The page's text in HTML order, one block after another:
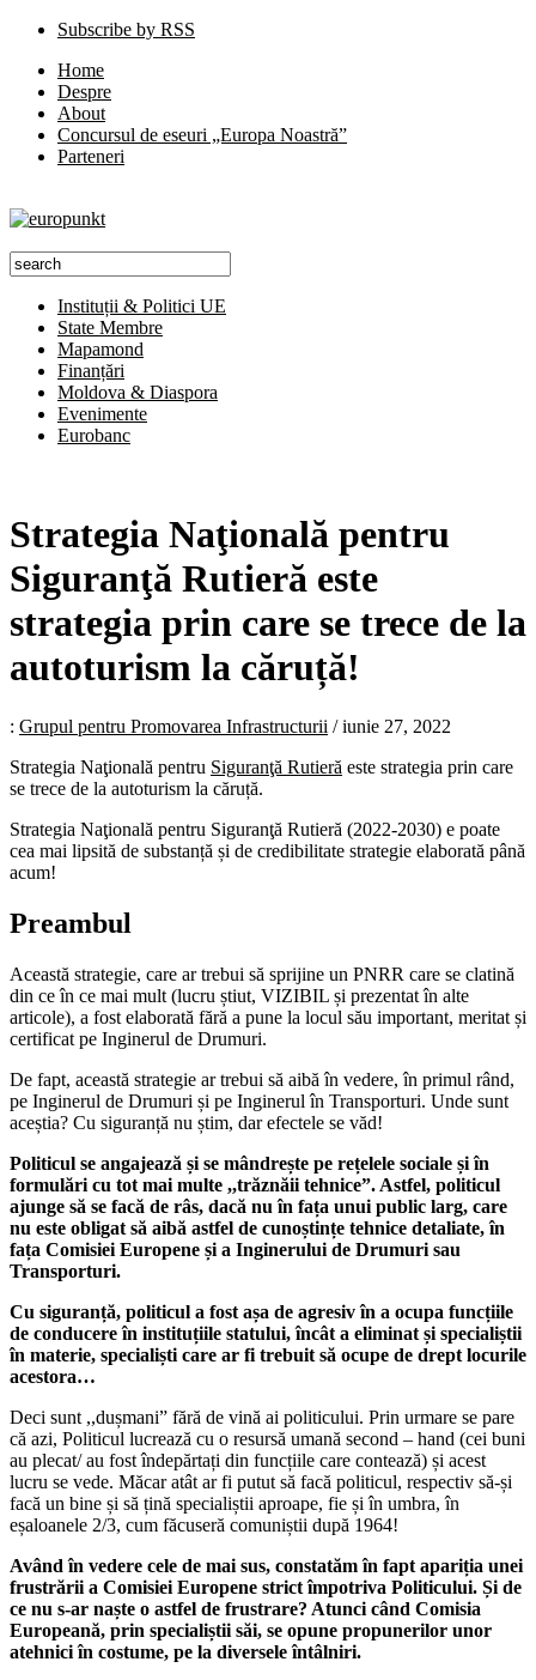
Subscribe by RSS
Home
Despre
About
Concursul de eseuri „Europa Noastră”
Parteneri
Instituții & Politici UE
State Membre
Mapamond
Finanțări
Moldova & Diaspora
Evenimente
Eurobanc
Strategia Naţională pentru
Siguranţă Rutieră este
strategia prin care se trece de la
autoturism la căruță!
: Grupul pentru Promovarea Infrastructurii /iunie 27, 2022
Strategia Naţională pentru Siguranţă Rutieră este strategia prin care
se trece de la autoturism la căruță.
Strategia Naţională pentru Siguranţă Rutieră (2022-2030) e poate
cea mai lipsită de substanță și de credibilitate strategie elaborată până
acum!
Preambul
Această strategie, care ar trebui să sprijine un PNRR care se clatină
din ce în ce mai mult (lucru știut, VIZIBIL și prezentat în alte
articole), a fost elaborată fără a pune la locul său important, meritat și
certificat pe Inginerul de Drumuri.
De fapt, această strategie ar trebui să aibă în vedere, în primul rând,
pe Inginerul de Drumuri și pe Inginerul în Transporturi. Unde sunt
aceștia? Cu siguranță nu știm, dar efectele se văd!
Politicul se angajează și se mândrește pe rețelele sociale și în
formulări cu tot mai multe ,,trăznăii tehnice”. Astfel, politicul
ajunge să se facă de râs, dacă nu în fața unui public larg, care
nu este obligat să aibă astfel de cunoștințe tehnice detaliate, în
fața Comisiei Europene și a Inginerului de Drumuri sau
Transporturi.
Cu siguranță, politicul a fost așa de agresiv în a ocupa funcțiile
de conducere în instituțiile statului, încât a eliminat și specialiștii
în materie, specialiști care ar fi trebuit să ocupe de drept locurile
acestora…
Deci sunt ,,dușmani” fără de vină ai politicului. Prin urmare se pare
că azi, Politicul lucrează cu o resursă umană second – hand (cei buni
au plecat/ au fost îndepărtați din funcțiile care contează) și acest
lucru se vede. Măcar atât ar fi putut să facă politicul, respectiv să-și
facă un bine și să țină specialiștii aproape, fie și în umbra, în
eșaloanele 2/3, cum făcuseră comuniștii după 1964!
Având în vedere cele de mai sus, constatăm în fapt apariția unei
frustrării a Comisiei Europene strict împotriva Politicului. Și de
ce nu s-ar naște o astfel de frustrare? Atunci când Comisia
Europeană, prin specialiștii săi, se opune propunerilor unor
atehnici în costume, pe la diversele întâlniri.